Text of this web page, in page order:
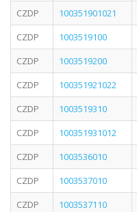
CZDP
100351901021
CZDP
1003519100
CZDP
1003519200
CZDP
100351921022
CZDP
1003519310
CZDP
100351931012
CZDP
1003536010
CZDP
1003537010
CZDP
1003537110